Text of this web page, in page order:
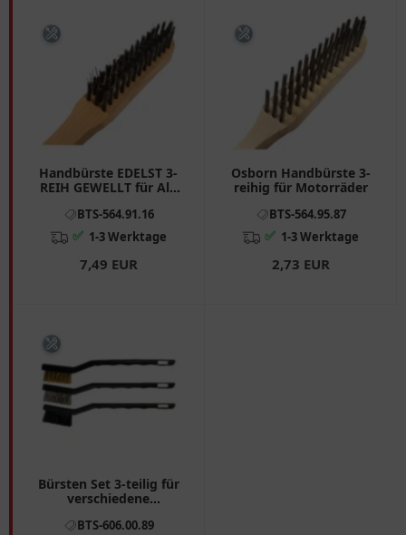
Handbürste EDELST 3-
REIH GEWELLT für Alu
BTS-564.91.16
✅ 1-3 Werktage
7,49 EUR
Osborn Handbürste 3-
reihig für Motorräder
BTS-564.95.87
✅ 1-3 Werktage
2,73 EUR
Bürsten Set 3-teilig für
verschiedene
BTS-606.00.89